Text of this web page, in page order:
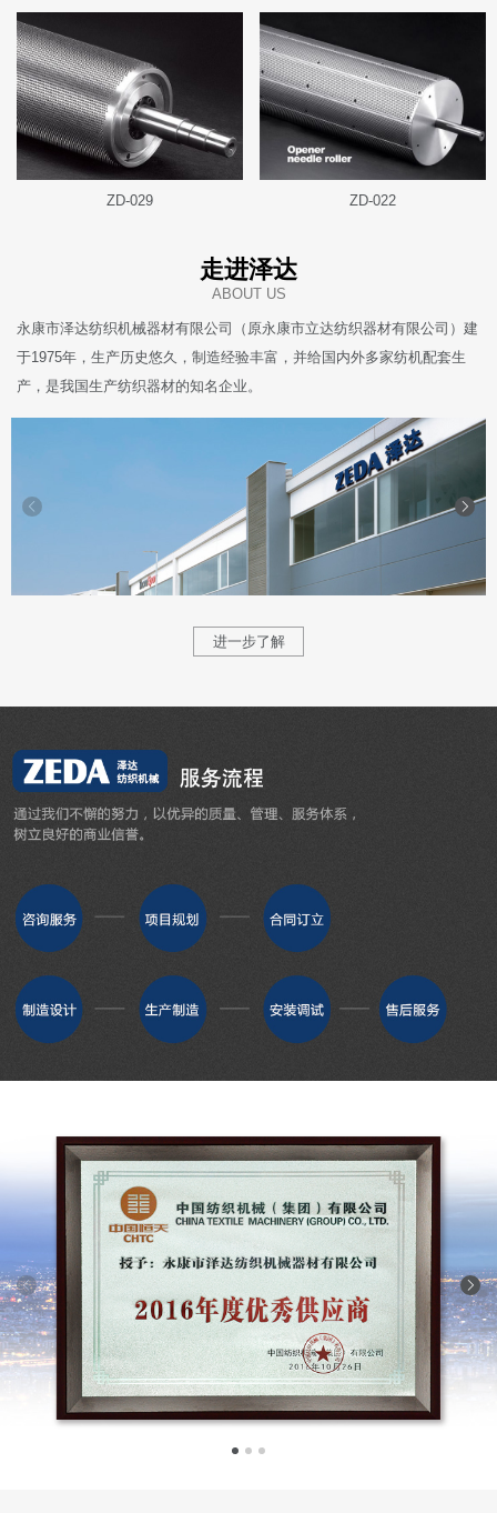
ZD-029 ZD-022
走进泽达
ABOUT US
永康市泽达纺织机械器材有限公司（原永康市立达纺织器材有限公司）建
于1975年，生产历史悠久，制造经验丰富，并给国内外多家纺机配套生
产，是我国生产纺织器材的知名企业。
进一步了解